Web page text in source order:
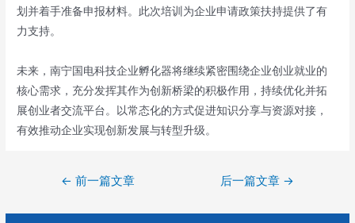
划并着手准备申报材料。此次培训为企业申请政策扶持提供了有
力支持。
未来，南宁国电科技企业孵化器将继续紧密围绕企业创业就业的
核心需求，充分发挥其作为创新桥梁的积极作用，持续优化并拓
展创业者交流平台。以常态化的方式促进知识分享与资源对接，
有效推动企业实现创新发展与转型升级。
导
← 前一篇文章 后一篇文章 →